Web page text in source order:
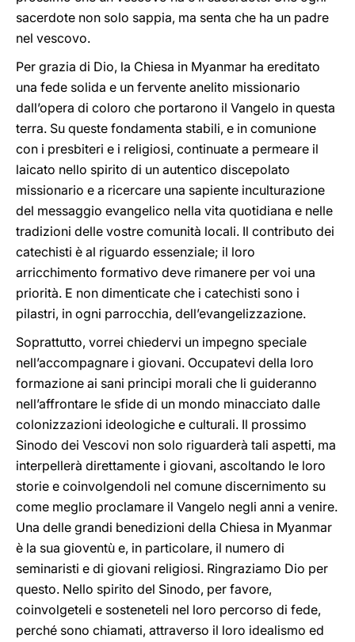
sacerdote non solo sappia, ma senta che ha un padre
nel vescovo.
Per grazia di Dio, la Chiesa in Myanmar ha ereditato
una fede solida e un fervente anelito missionario
dall’opera di coloro che portarono il Vangelo in questa
terra. Su queste fondamenta stabili, e in comunione
con i presbiteri e i religiosi, continuate a permeare il
laicato nello spirito di un autentico discepolato
missionario e a ricercare una sapiente inculturazione
del messaggio evangelico nella vita quotidiana e nelle
tradizioni delle vostre comunità locali. Il contributo dei
catechisti è al riguardo essenziale; il loro
arricchimento formativo deve rimanere per voi una
priorità. E non dimenticate che i catechisti sono i
pilastri, in ogni parrocchia, dell’evangelizzazione.
Soprattutto, vorrei chiedervi un impegno speciale
nell’accompagnare i giovani. Occupatevi della loro
formazione ai sani principi morali che li guideranno
nell’affrontare le sfide di un mondo minacciato dalle
colonizzazioni ideologiche e culturali. Il prossimo
Sinodo dei Vescovi non solo riguarderà tali aspetti, ma
interpellerà direttamente i giovani, ascoltando le loro
storie e coinvolgendoli nel comune discernimento su
come meglio proclamare il Vangelo negli anni a venire.
Una delle grandi benedizioni della Chiesa in Myanmar
è la sua gioventù e, in particolare, il numero di
seminaristi e di giovani religiosi. Ringraziamo Dio per
questo. Nello spirito del Sinodo, per favore,
coinvolgeteli e sosteneteli nel loro percorso di fede,
perché sono chiamati, attraverso il loro idealismo ed